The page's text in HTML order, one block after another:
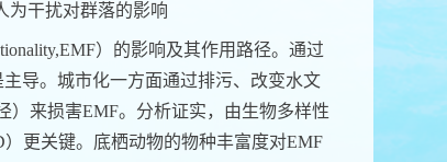
为干扰对群落的影响
） 的影响及其作用路径。 通过
主导。 城市化一方面通过排污、改变水文
）来损害EMF。分析证实，由生物多样性
）更关键。底栖动物的物种丰富度对EMF